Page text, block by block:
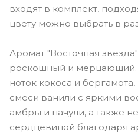
входят в комплект,
цвету можно выбрать в
Аромат "Восточная
роскошный и мерцающий.
ноток кокоса и
смеси ванили с яркими
амбры и пачули, а также
сердцевиной благодаря